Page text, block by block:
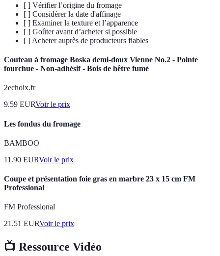
[ ] Vérifier l’origine du fromage
[ ] Considérer la date d'affinage
[ ] Examiner la texture et l’apparence
[ ] Goûter avant d’acheter si possible
[ ] Acheter auprès de producteurs fiables
Couteau à fromage Boska demi-doux Vienne No.2 - Pointe
fourchue - Non-adhésif - Bois de hêtre fumé
2echoix.fr
9.59 EURVoir le prix
Les fondus du fromage
BAMBOO
11.90 EURVoir le prix
Coupe et présentation foie gras en marbre 23 x 15 cm FM
Professional
FM Professional
21.51 EURVoir le prix
📺 Ressource Vidéo